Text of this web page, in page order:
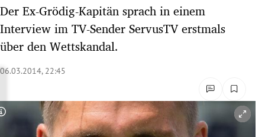
Untermenü
Der Ex-Grödig-Kapitän sprach in einem
Interview im TV-Sender ServusTV erstmals
über den Wettskandal.
06.03.2014, 22:45
Copyright-Hinweis öffnen/schließen